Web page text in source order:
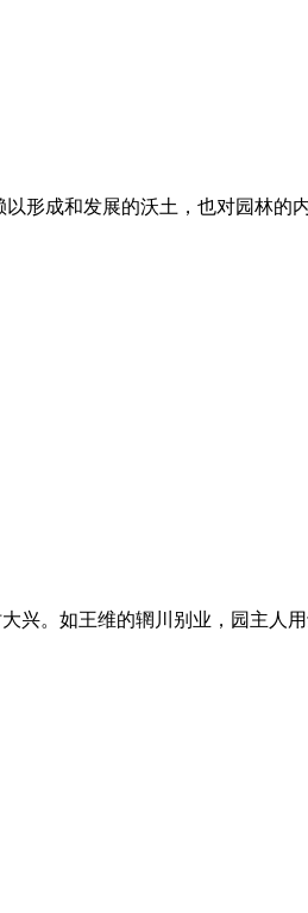
形成和发展的沃土，也对园林的
兴。如王维的辋川别业，园主